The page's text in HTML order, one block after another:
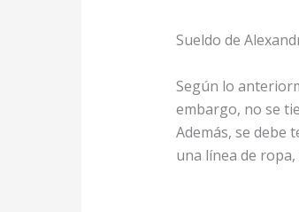
Sueldo de
Según lo
embargo, no se
Además, se debe
una línea de